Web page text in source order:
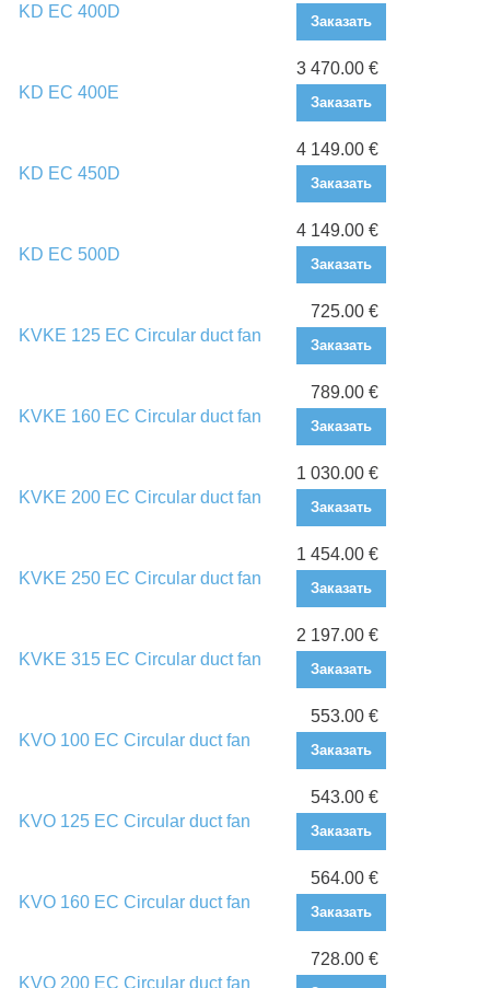
KD EC 400D
Заказать
KD EC 400E
3 470.00 €
Заказать
KD EC 450D
4 149.00 €
Заказать
KD EC 500D
4 149.00 €
Заказать
KVKE 125 EC Circular duct fan
725.00 €
Заказать
KVKE 160 EC Circular duct fan
789.00 €
Заказать
KVKE 200 EC Circular duct fan
1 030.00 €
Заказать
KVKE 250 EC Circular duct fan
1 454.00 €
Заказать
KVKE 315 EC Circular duct fan
2 197.00 €
Заказать
KVO 100 EC Circular duct fan
553.00 €
Заказать
KVO 125 EC Circular duct fan
543.00 €
Заказать
KVO 160 EC Circular duct fan
564.00 €
Заказать
KVO 200 EC Circular duct fan
728.00 €